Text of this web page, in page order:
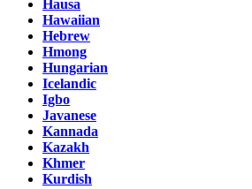
Hausa
Hawaiian
Hebrew
Hmong
Hungarian
Icelandic
Igbo
Javanese
Kannada
Kazakh
Khmer
Kurdish